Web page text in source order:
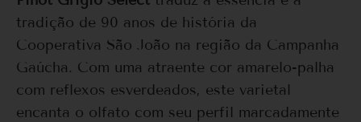
tradição de 90 anos de história da
Cooperativa São João na região da Campanha
Gaúcha. Com uma atraente cor amarelo-palha
com reflexos esverdeados, este varietal
encanta o olfato com seu perfil marcadamente